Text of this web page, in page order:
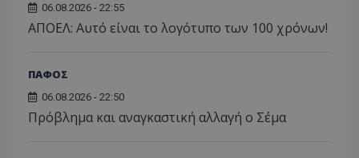
06.08.2026 - 22:55
ΑΠΟΕΛ: Αυτό είναι το λογότυπο των 100 χρόνων!
ΠΑΦΟΣ
06.08.2026 - 22:50
Πρόβλημα και αναγκαστική αλλαγή ο Σέμα